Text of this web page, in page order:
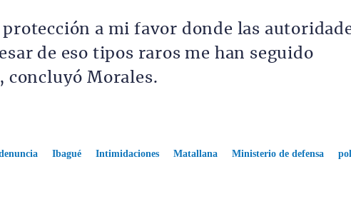
protección a mi favor donde las
de eso tipos raros me han seguido
concluyó Morales.
Ibagué Intimidaciones Matallana Ministerio de defensa